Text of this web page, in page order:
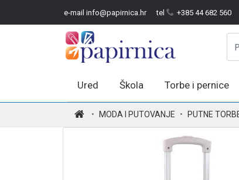
e-mail info@papirnica.hr tel +385 44 682 560
Ured Škola Torbe i pernice
MODA I PUTOVANJE PUTNE